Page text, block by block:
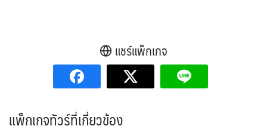
แชร์แพ็กเกจ
แพ็กเกจทัวร์ที่เกี่ยวข้อง